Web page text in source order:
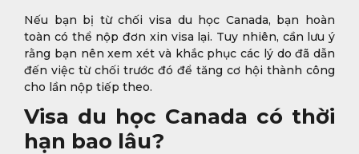
Nếu bạn bị từ chối visa du học Canada, bạn hoàn
toàn có thể nộp đơn xin visa lại. Tuy nhiên, cần lưu ý
rằng bạn nên xem xét và khắc phục các lý do đã dẫn
đến việc từ chối trước đó để tăng cơ hội thành công
cho lần nộp tiếp theo.
Visa du học Canada có thời
hạn bao lâu?